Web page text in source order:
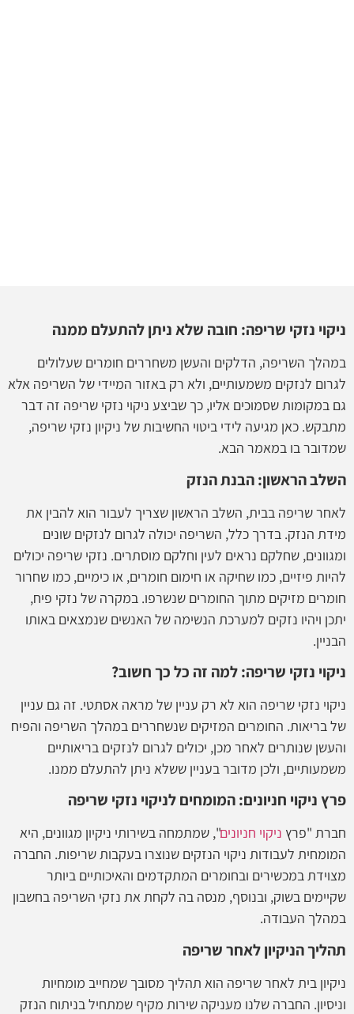
ניקוי נזקי שריפה: חובה שלא ניתן להתעלם ממנה
במהלך השריפה, הדלקים והעשן משחררים חומרים שעלולים
לגרום לנזקים משמעותיים, ולא רק באזור המיידי של השריפה אלא
גם במקומות שסמוכים אליו, כך שביצע ניקוי נזקי שריפה זה דבר
מתבקש. כאן מגיעה לידי ביטוי החשיבות של ניקיון נזקי שריפה,
שמדובר בו במאמר הבא.
השלב הראשון: הבנת הנזק
לאחר שריפה בבית, השלב הראשון שצריך לעבור הוא להבין את
מידת הנזק. בדרך כלל, השריפה יכולה לגרום לנזקים שונים
ומגוונים, שחלקם נראים לעין וחלקם מוסתרים. נזקי שריפה יכולים
להיות פיזיים, כמו שחיקה או חימום חומרים, או כימיים, כמו שחרור
חומרים מזיקים מתוך החומרים שנשרפו. במקרה של נזקי פיח,
יתכן ויהיו נזקים למערכת הנשימה של האנשים שנמצאים באותו
הבניין.
ניקוי נזקי שריפה: למה זה כל כך חשוב?
ניקוי נזקי שריפה הוא לא רק עניין של מראה אסתטי. זה גם עניין
של בריאות. החומרים המזיקים שנשחררים במהלך השריפה והפיח
והעשן שנותרים לאחר מכן, יכולים לגרום לנזקים בריאותיים
משמעותיים, ולכן מדובר בעניין ששלא ניתן להתעלם ממנו.
פרץ ניקוי חניונים: המומחים לניקוי נזקי שריפה
חברת "פרץ ניקוי חניונים", שמתמחה בשירותי ניקיון מגוונים, היא
המומחית לעבודות ניקוי הנזקים שנוצרו בעקבות שריפות. החברה
מצוידת במכשירים ובחומרים המתקדמים והאיכותיים ביותר
שקיימים בשוק, ובנוסף, מנסה בה לקחת את נזקי השריפה בחשבון
במהלך העבודה.
תהליך הניקיון לאחר שריפה
ניקיון בית לאחר שריפה הוא תהליך מסובך שמחייב מומחיות
וניסיון. החברה שלנו מעניקה שירות מקיף שמתחיל בניתוח הנזק